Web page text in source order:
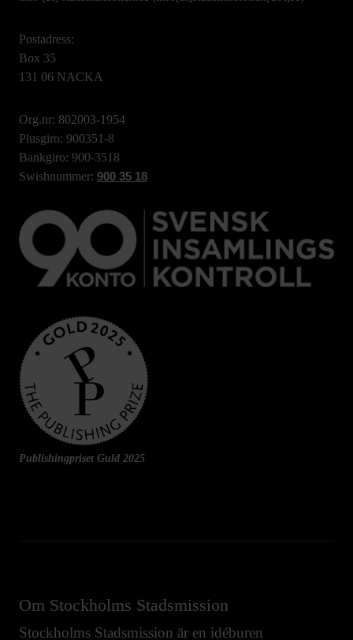
Postadress:
Box 35
131 06 NACKA
Org.nr: 802003-1954
Plusgiro: 900351-8
Bankgiro: 900-3518
Swishnummer: 900 35 18
Publishingpriset Guld 2025
Om Stockholms Stadsmission
Stockholms Stadsmission är en idéburen